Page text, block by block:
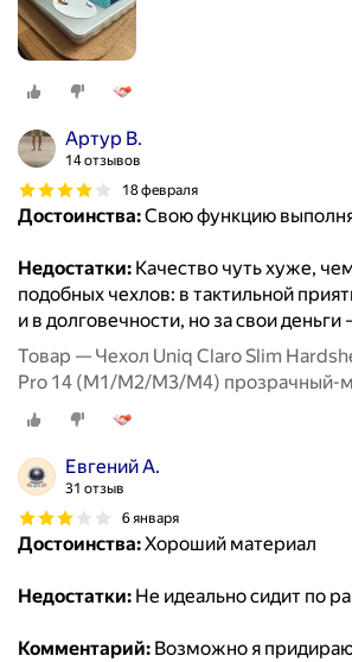
Артур В.
14 отзывов
18 февраля
Достоинства:Свою функцию
Недостатки: Качество чуть хуже,
подобных чехлов: в тактильной
и в долговечности, но за свои деньги
Товар — Чехол Uniq Claro Slim
Pro 14 (M1/M2/M3/M4) прозрачный-
Евгений А.
31 отзыв
6 января
Достоинства:Хороший материал
Недостатки: Не идеально сидит по
Комментарий: Возможно я